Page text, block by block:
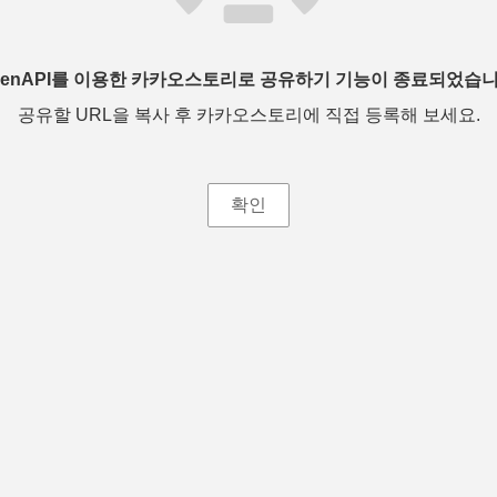
를 이용한 카카오스토리로 공유하기 기능이 종료되었습
공유할 URL을 복사 후 카카오스토리에 직접 등록해 보세요.
확인